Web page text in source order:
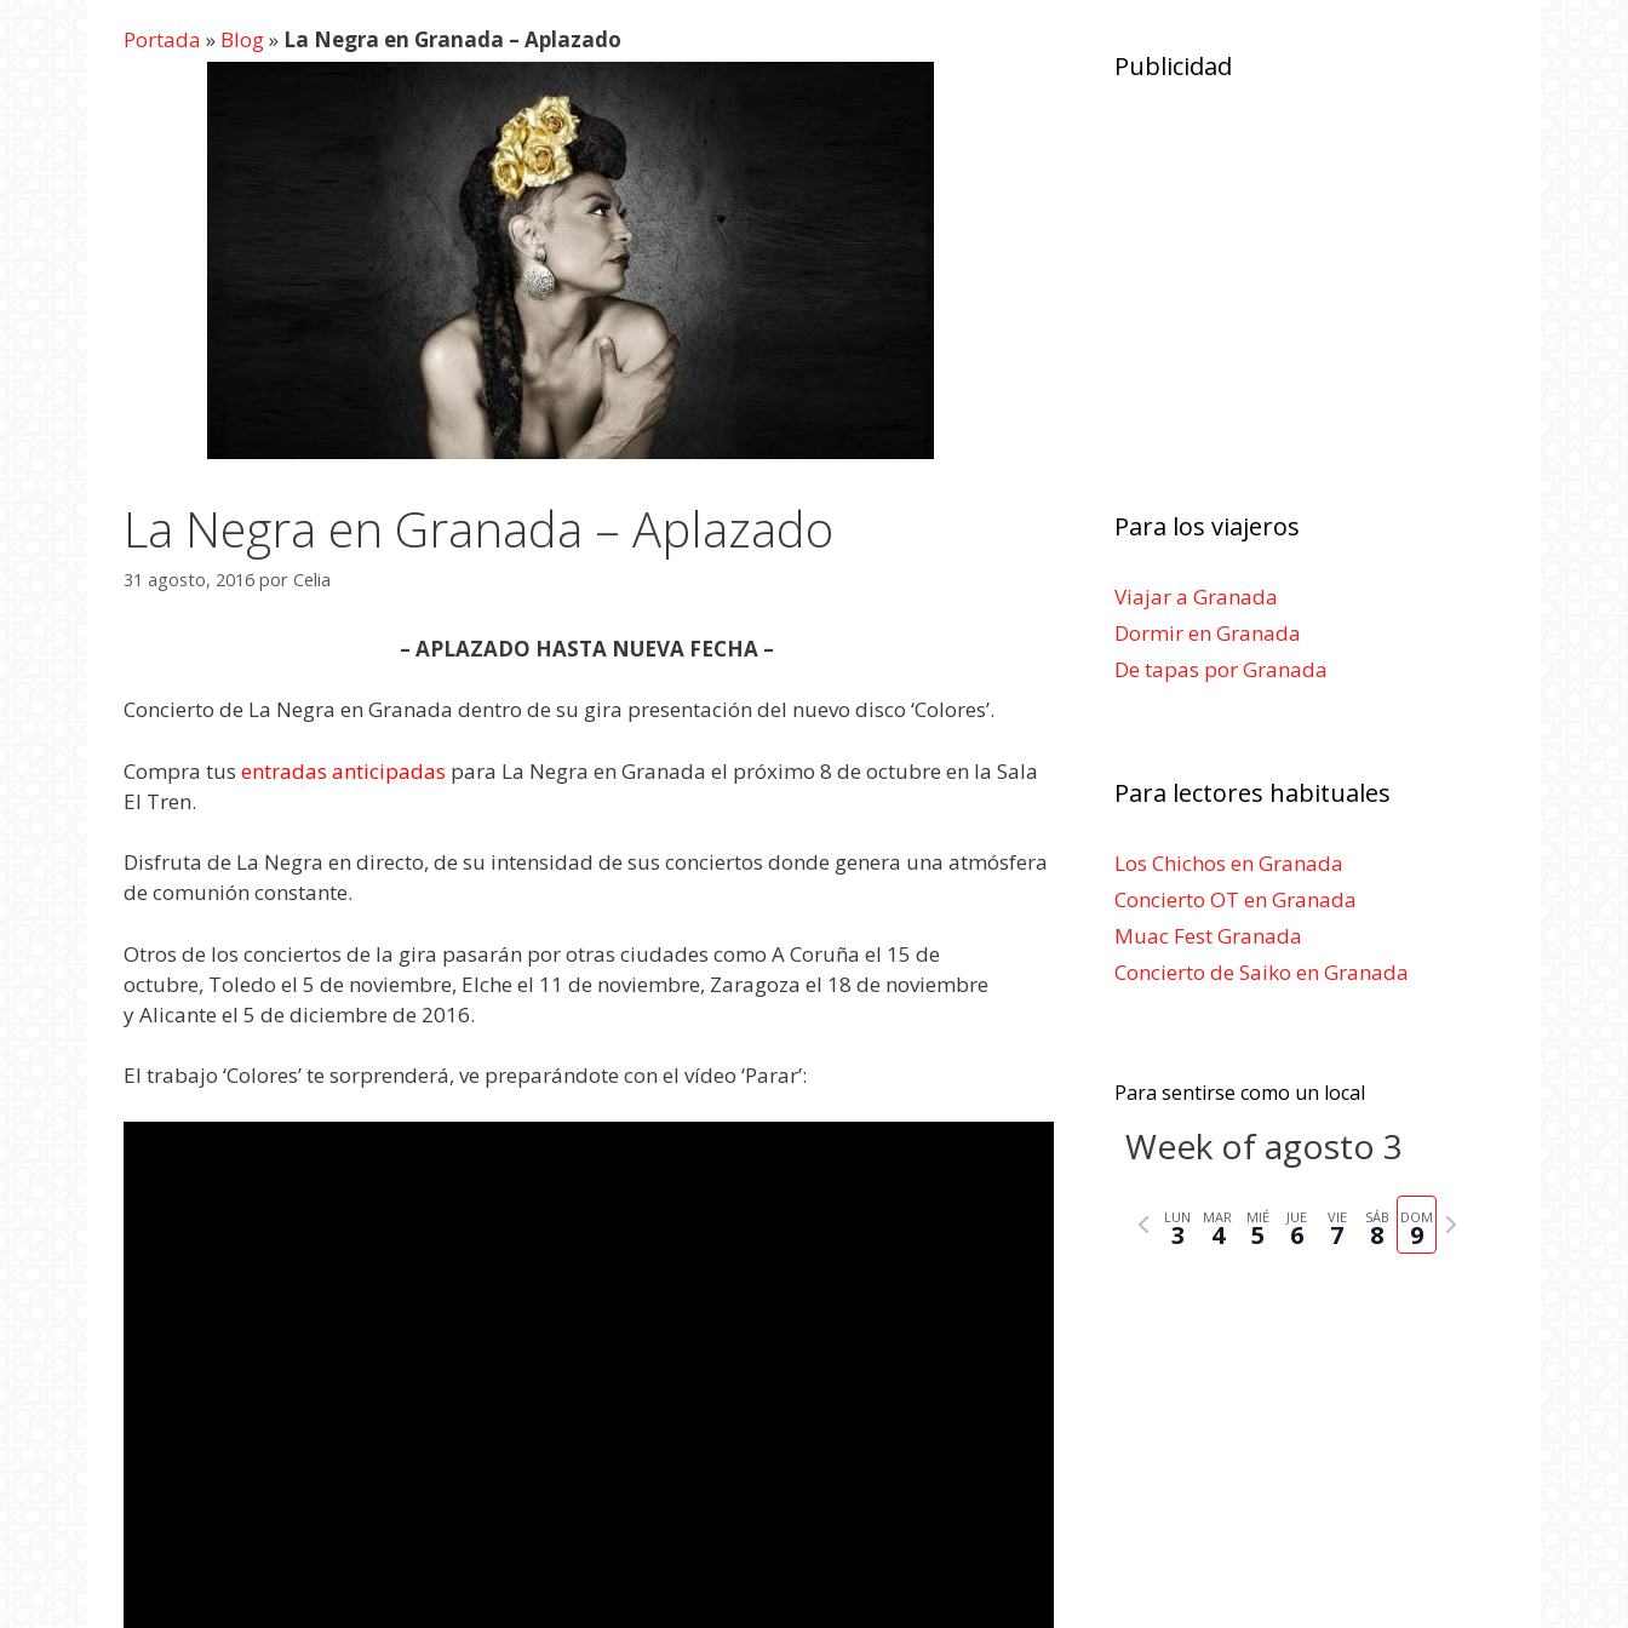
Portada » Blog» La Negra en Granada – Aplazado
La Negra en Granada – Aplazado
31 agosto, 2016 por Celia
– APLAZADO HASTA NUEVA FECHA –
Concierto de La Negra en Granada dentro de su gira presentación del nuevo disco ‘Colores’.
Compra tus entradas anticipadas para La Negra en Granada el próximo 8 de octubre en la Sala
El Tren.
Disfruta de La Negra en directo, de su intensidad de sus conciertos donde genera una atmósfera
de comunión constante.
Otros de los conciertos de la gira pasarán por otras ciudades como A Coruña el 15 de
octubre, Toledo el 5 de noviembre, Elche el 11 de noviembre, Zaragoza el 18 de noviembre
y Alicante el 5 de diciembre de 2016.
El trabajo ‘Colores’ te sorprenderá, ve preparándote con el vídeo ‘Parar’:
Publicidad
Para los viajeros
Viajar a Granada
Dormir en Granada
De tapas por Granada
Para lectores habituales
Los Chichos en Granada
Concierto OT en Granada
Muac Fest Granada
Concierto de Saiko en Granada
Para sentirse como un local
Week of agosto 3
LUN
3
MAR
4
MIÉ
5
JUE
6
VIE
7
SÁB
8
DOM
9
N
e